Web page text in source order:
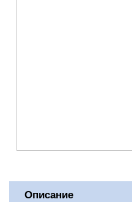
Описание